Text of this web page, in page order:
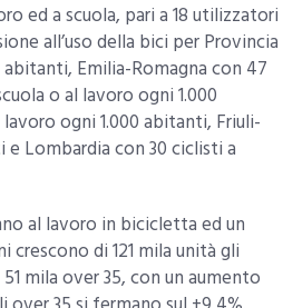
ed a scuola, pari a 18 utilizzatori
all’uso della bici per Provincia
Emilia-Romagna con 47
o al lavoro ogni 1.000
ogni 1.000 abitanti, Friuli-
Lombardia con 30 ciclisti a
al lavoro in bicicletta ed un
crescono di 121 mila unità gli
mila over 35, con un aumento